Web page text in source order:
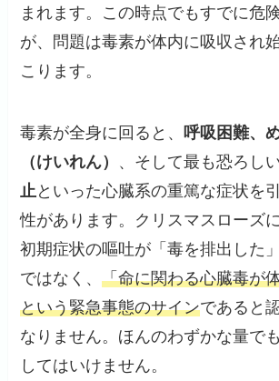
まれます。この時点でもすでに危
が、問題は毒素が体内に吸収され
こります。
毒素が全身に回ると、 呼吸困難、
（けいれん） 、そして最も恐ろし
止 といった心臓系の重篤な症状を
性があります。クリスマスローズ
初期症状の嘔吐が「毒を排出した
ではなく、「命に関わる心臓毒が
という緊急事態のサインであると
なりません。ほんのわずかな量で
してはいけません。